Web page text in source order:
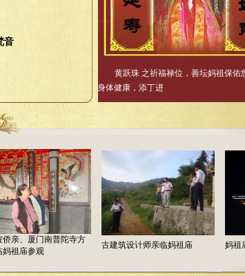
音
黄跃珠 之祈福禄位，善坛妈祖保佑
身体健康，添丁进
厦门南普陀寺方
参观
古建筑设计师亲临妈祖庙 妈祖庙夜景